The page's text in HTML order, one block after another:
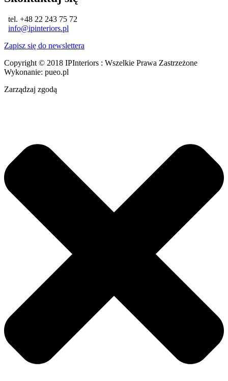
tel. +48 22 243 75 72
info@ipinteriors.pl
Zapisz się do newslettera
Copyright © 2018 IPInteriors : Wszelkie Prawa Zastrzeżone
Wykonanie: pueo.pl
Zarządzaj zgodą